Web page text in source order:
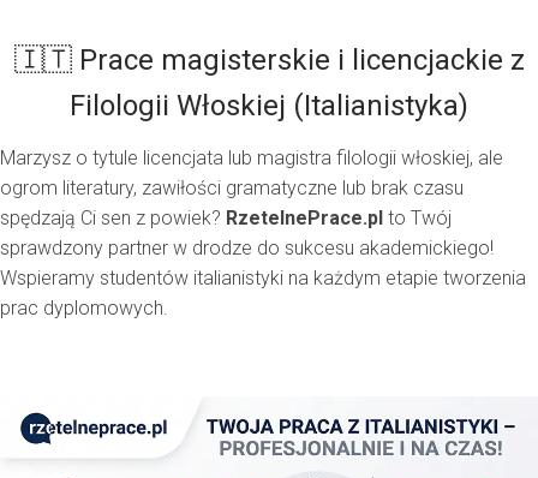
🇮🇹 Prace magisterskie i licencjackie z
Filologii Włoskiej (Italianistyka)
Marzysz o tytule licencjata lub magistra filologii włoskiej, ale
ogrom literatury, zawiłości gramatyczne lub brak czasu
spędzają Ci sen z powiek? RzetelnePrace.pl to Twój
sprawdzony partner w drodze do sukcesu akademickiego!
Wspieramy studentów italianistyki na każdym etapie tworzenia
prac dyplomowych.